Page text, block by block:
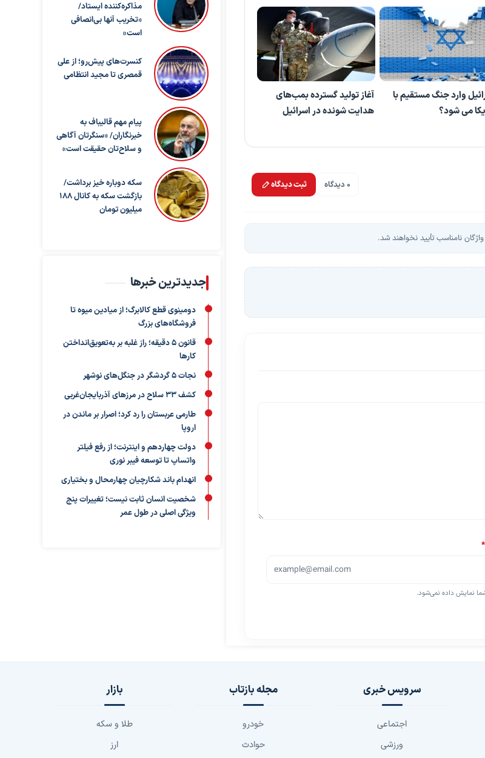
وارد جنگ مستقیم با
می شود؟
آغاز تولید گسترده بمب‌های
هدایت شونده در اسرائیل
0 دیدگاه ثبت دیدگاه
نامناسب تأیید نخواهند شد.
*
نمایش داده نمی‌شود.
مذاکره‌کننده ایستاد/
«تخریب آنها بی‌انصافی
است»
کنسرت‌های پیش‌رو؛ از علی
قمصری تا مجید انتظامی
پیام مهم قالیباف به
خبرنگاران/ «سنگرتان آگاهی
و سلاح‌تان حقیقت است»
سکه دوباره خیز برداشت/
بازگشت سکه به کانال ۱۸۸
میلیون تومان
جدیدترین خبرها
دومینوی قطع کالابرگ؛ از میادین میوه تا
فروشگاه‌های بزرگ
قانون ۵ دقیقه؛ راز غلبه بر به‌تعویق‌انداختن
کارها
نجات ۵ گردشگر در جنگل‌های نوشهر
کشف ۳۳ سلاح در مرزهای آذربایجان‌غربی
طارمی عربستان را رد کرد؛ اصرار بر ماندن در
اروپا
دولت چهاردهم و اینترنت؛ از رفع فیلتر
واتساپ تا توسعه فیبر نوری
انهدام باند شکارچیان چهارمحال و بختیاری
شخصیت انسان ثابت نیست؛ تغییرات پنج
ویژگی اصلی در طول عمر
سرویس خبری
اجتماعی
ورزشی
مجله بازتاب
خودرو
حوادث
بازار
طلا و سکه
ارز